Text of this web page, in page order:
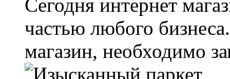
Сегодня интернет
частью любого
магазин, необходимо